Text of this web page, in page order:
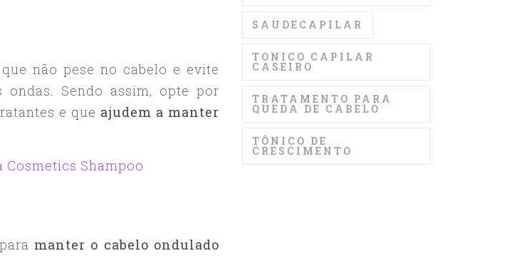
não pese no cabelo e evite
ondas. Sendo assim, opte por
e que ajudem a manter
Cosmetics Shampoo
manter o cabelo ondulado
SAUDECAPILAR
TONICO CAPILAR
CASEIRO
TRATAMENTO PARA
QUEDA DE CABELO
TÔNICO DE
CRESCIMENTO